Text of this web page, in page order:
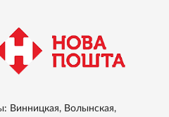
Винницкая, Волынская,